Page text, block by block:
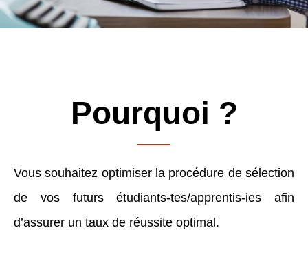
Pourquoi ?
Vous souhaitez optimiser la procédure de sélection
de vos futurs étudiants-tes/apprentis-ies afin
d’assurer un taux de réussite optimal.